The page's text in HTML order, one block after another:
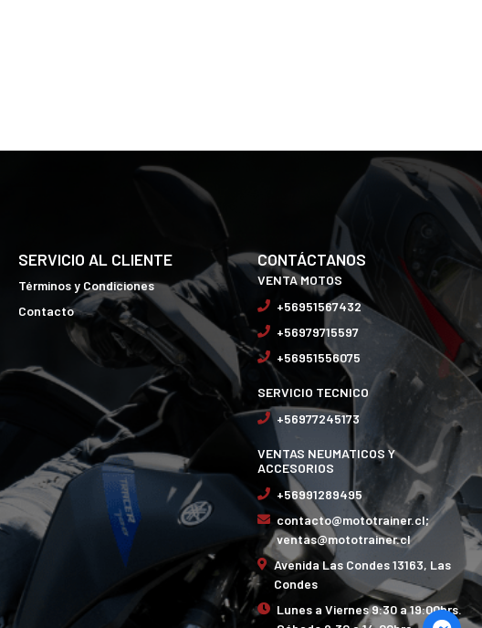
SERVICIO AL CLIENTE
Términos y Condiciones
Contacto
CONTÁCTANOS
VENTA MOTOS
+56951567432
+56979715597
+56951556075
SERVICIO TECNICO
+56977245173
VENTAS NEUMATICOS Y
ACCESORIOS
+56991289495
contacto@mototrainer.cl;
ventas@mototrainer.cl
Avenida Las Condes 13163, Las
Condes
Lunes a Viernes 9:30 a 19:00hrs.